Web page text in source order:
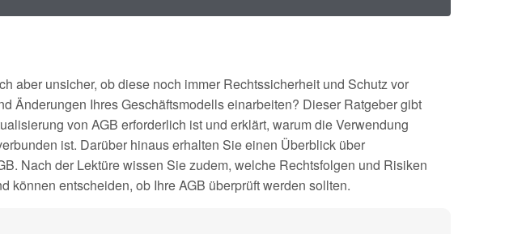
aber unsicher, ob diese noch immer Rechtssicherheit und Schutz vor
Änderungen Ihres Geschäftsmodells einarbeiten? Dieser Ratgeber gibt
von AGB erforderlich ist und erklärt, warum die Verwendung
ist. Darüber hinaus erhalten Sie einen Überblick über
Nach der Lektüre wissen Sie zudem, welche Rechtsfolgen und Risiken
können entscheiden, ob Ihre AGB überprüft werden sollten.